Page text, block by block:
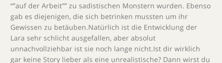
“”auf der Arbeit”” zu sadistischen Monstern wurden. Ebenso
gab es diejenigen, die sich betrinken mussten um ihr
Gewissen zu betäuben.Natürlich ist die Entwicklung der
Lara sehr schlicht ausgefallen, aber absolut
unnachvollziehbar ist sie noch lange nicht.Ist dir wirklich
gar keine Story lieber als eine unrealistische? Dann wirst du